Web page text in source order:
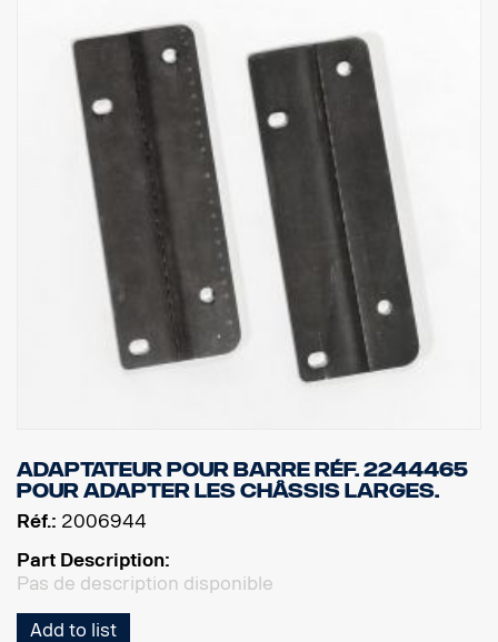
Adaptateur pour barre réf. 2244465
pour adapter les châssis larges.
Réf.: 2006944
Part Description:
Pas de description disponible
Add to list